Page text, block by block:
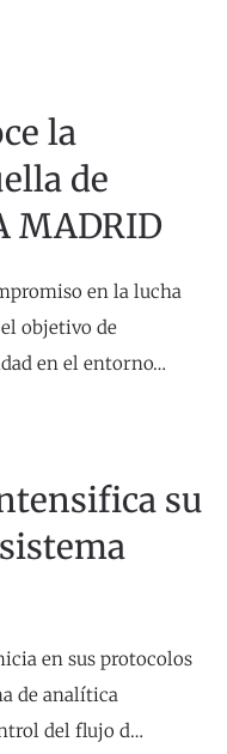
la
de
MADRID
en la lucha
objetivo de
en el entorno…
su
en sus protocolos
de analítica
del flujo d…